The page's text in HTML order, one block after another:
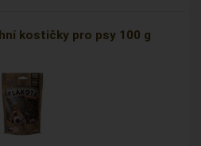
kostičky pro psy 100 g